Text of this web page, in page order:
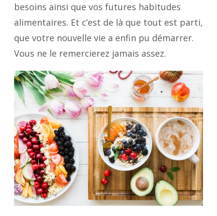
besoins ainsi que vos futures habitudes
alimentaires. Et c’est de là que tout est parti,
que votre nouvelle vie a enfin pu démarrer.
Vous ne le remercierez jamais assez.